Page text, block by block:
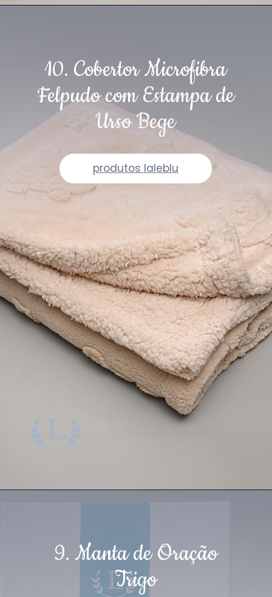
10. Cobertor Microfibra
Felpudo com Estampa de
Urso Bege
produtos laleblu
9. Manta de Oração
Trigo